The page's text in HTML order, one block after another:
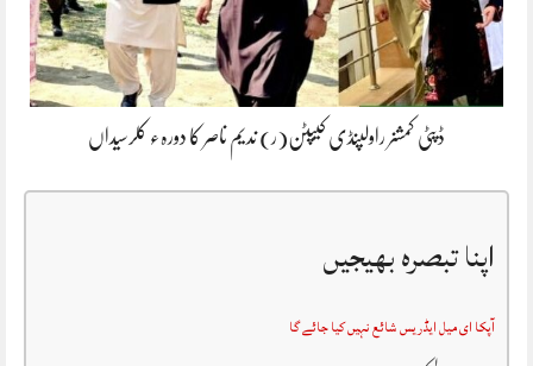
ڈپٹی کمشنر راولپنڈی کیپٹن(ر) ندیم ناصر کا دورہء کلرسیداں
اپنا تبصرہ بھیجیں
آپکا ای میل ایڈریس شائع نہیں کیا جائے گا